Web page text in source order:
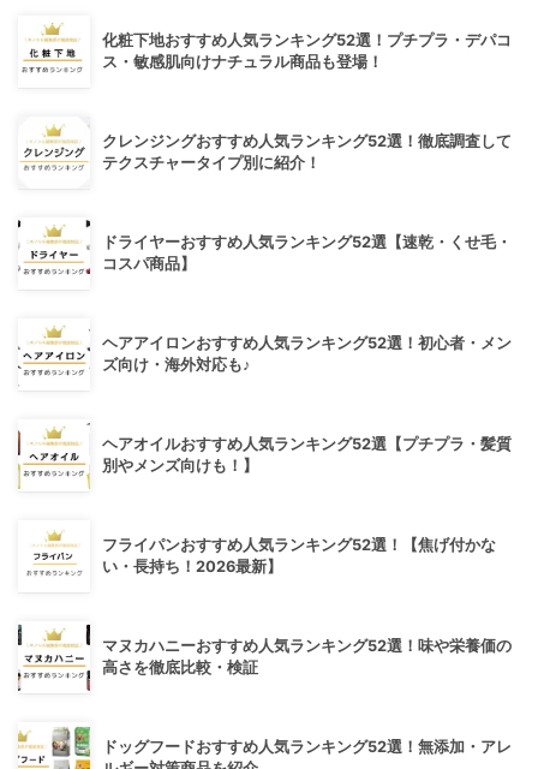
化粧下地おすすめ人気ランキング52選！プチプラ・デパコ
ス・敏感肌向けナチュラル商品も登場！
クレンジングおすすめ人気ランキング52選！徹底調査して
テクスチャータイプ別に紹介！
ドライヤーおすすめ人気ランキング52選【速乾・くせ毛・
コスパ商品】
ヘアアイロンおすすめ人気ランキング52選！初心者・メン
ズ向け・海外対応も♪
ヘアオイルおすすめ人気ランキング52選【プチプラ・髪質
別やメンズ向けも！】
フライパンおすすめ人気ランキング52選！【焦げ付かな
い・長持ち！2026最新】
マヌカハニーおすすめ人気ランキング52選！味や栄養価の
高さを徹底比較・検証
ドッグフードおすすめ人気ランキング52選！無添加・アレ